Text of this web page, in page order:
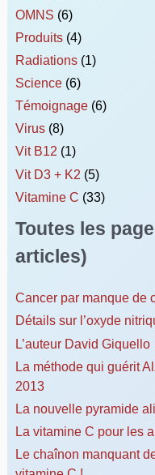
OMNS (6)
Produits(4)
Radiations(1)
Science(6)
Témoignage(6)
Virus(8)
Vit B12 (1)
Vit D3 + K2 (5)
Vitamine C (33)
Toutes les
articles)
Cancer par manque de
Détails sur l’oxyde
L’auteur David Giquello
La méthode qui guérit
2013
La nouvelle pyramide
La vitamine C pour les
Le chaînon manquant